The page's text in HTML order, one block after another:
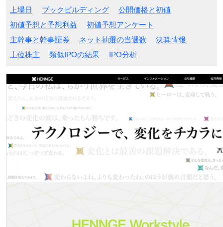
上場日 ブックビルディング
公開価格と初値
初値予想と予想利益
初値予想アンケート
主幹事と幹事証券
ネット抽選の当選数
決算情報
上位株主
類似IPOの結果 IPO分析